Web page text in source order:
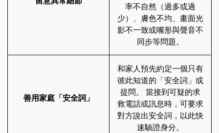
率不自然（過多或過
少）、膚色不均、畫面光
影不一致或嘴形與聲音不
同步等問題。
善用家庭「安全詞」
和家人預先約定一個只有
彼此知道的「安全詞」或
提問。 當接到可疑的求
救電話或訊息時，可要求
對方說出安全詞，以此快
速驗證身分。